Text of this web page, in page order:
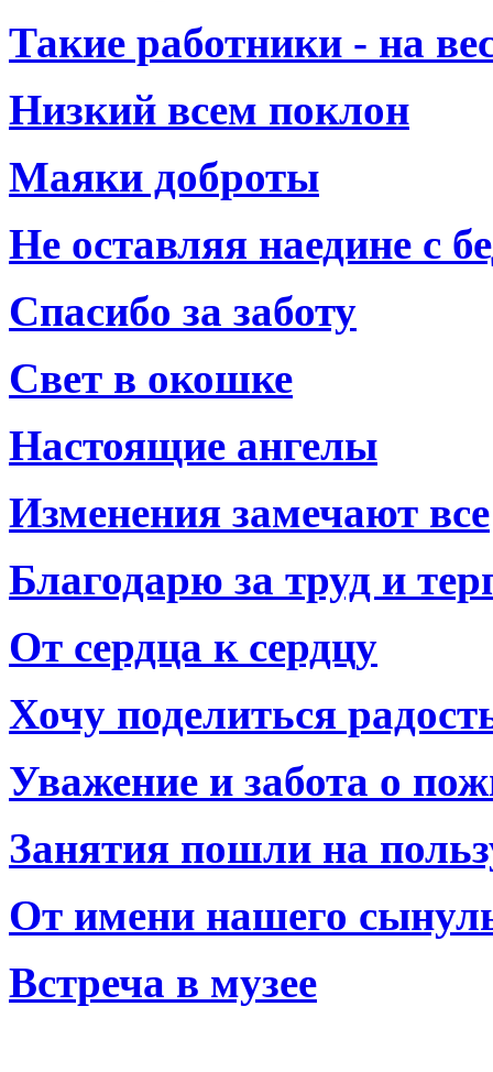
Такие работники - на
Низкий всем поклон
Маяки доброты
Не оставляя наедине с
Спасибо за заботу
Свет в окошке
Настоящие ангелы
Изменения замечают все
Благодарю за труд и
От сердца к сердцу
Хочу поделиться
Уважение и забота о
Занятия пошли на
От имени нашего
Встреча в музее